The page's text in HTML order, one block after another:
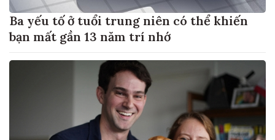
Ba yếu tố ở tuổi trung niên có thể khiến
bạn mất gần 13 năm trí nhớ